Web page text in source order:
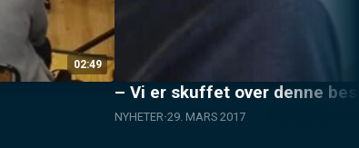
02:49
– Vi er skuffet over denne
NYHETER 29. MARS 2017